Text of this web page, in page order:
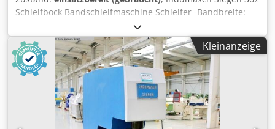
Schleifbock Bandschleifmaschine Schleifer -Bandbreite:
150mm -Drehzahl: 1400 / 2800 U /min 220V / 380V -
Absaugung Sie können gerne zu einer Besichtigung
vorbeikommen. Gerne können wir für Sie eine
Kostengünstige Spedition organisieren! Sie erhalten eine
ordentliche Rechnung. Chsdpfxoyyn A Hj Afqea Für
Ausländische Kunden kann auch eine Nettorechnung
erstellt werden. Vorraussetzung ist eine gültige
Ust.Indent.Nr. Zwischenverkauf vorbehalten. Besuchen Sie
Kleinanzeige